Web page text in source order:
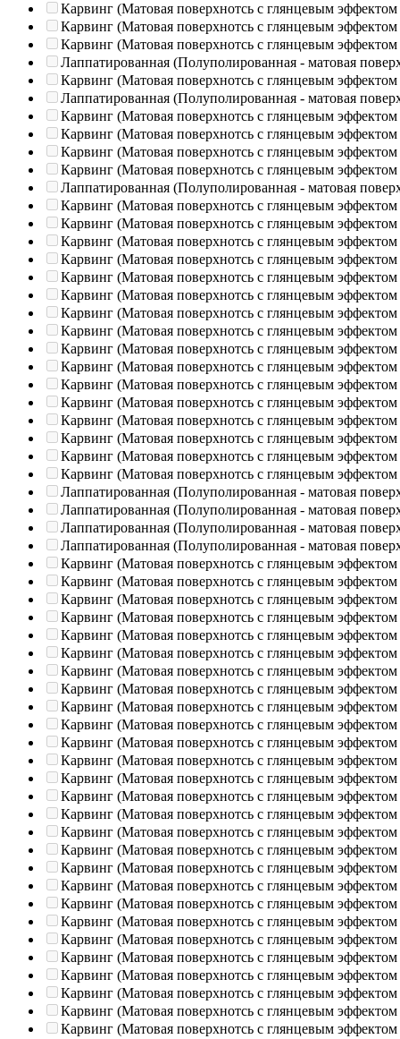
Карвинг (Матовая поверхнотсь с глянцевым эффектом
Карвинг (Матовая поверхнотсь с глянцевым эффектом
Карвинг (Матовая поверхнотсь с глянцевым эффектом
Лаппатированная (Полуполированная - матовая
Карвинг (Матовая поверхнотсь с глянцевым эффектом
Лаппатированная (Полуполированная - матовая
Карвинг (Матовая поверхнотсь с глянцевым эффектом
Карвинг (Матовая поверхнотсь с глянцевым эффектом
Карвинг (Матовая поверхнотсь с глянцевым эффектом
Карвинг (Матовая поверхнотсь с глянцевым эффектом
Лаппатированная (Полуполированная - матовая
Карвинг (Матовая поверхнотсь с глянцевым эффектом
Карвинг (Матовая поверхнотсь с глянцевым эффектом
Карвинг (Матовая поверхнотсь с глянцевым эффектом
Карвинг (Матовая поверхнотсь с глянцевым эффектом
Карвинг (Матовая поверхнотсь с глянцевым эффектом
Карвинг (Матовая поверхнотсь с глянцевым эффектом
Карвинг (Матовая поверхнотсь с глянцевым эффектом
Карвинг (Матовая поверхнотсь с глянцевым эффектом
Карвинг (Матовая поверхнотсь с глянцевым эффектом
Карвинг (Матовая поверхнотсь с глянцевым эффектом
Карвинг (Матовая поверхнотсь с глянцевым эффектом
Карвинг (Матовая поверхнотсь с глянцевым эффектом
Карвинг (Матовая поверхнотсь с глянцевым эффектом
Карвинг (Матовая поверхнотсь с глянцевым эффектом
Карвинг (Матовая поверхнотсь с глянцевым эффектом
Карвинг (Матовая поверхнотсь с глянцевым эффектом
Лаппатированная (Полуполированная - матовая
Лаппатированная (Полуполированная - матовая
Лаппатированная (Полуполированная - матовая
Лаппатированная (Полуполированная - матовая
Карвинг (Матовая поверхнотсь с глянцевым эффектом
Карвинг (Матовая поверхнотсь с глянцевым эффектом
Карвинг (Матовая поверхнотсь с глянцевым эффектом
Карвинг (Матовая поверхнотсь с глянцевым эффектом
Карвинг (Матовая поверхнотсь с глянцевым эффектом
Карвинг (Матовая поверхнотсь с глянцевым эффектом
Карвинг (Матовая поверхнотсь с глянцевым эффектом
Карвинг (Матовая поверхнотсь с глянцевым эффектом
Карвинг (Матовая поверхнотсь с глянцевым эффектом
Карвинг (Матовая поверхнотсь с глянцевым эффектом
Карвинг (Матовая поверхнотсь с глянцевым эффектом
Карвинг (Матовая поверхнотсь с глянцевым эффектом
Карвинг (Матовая поверхнотсь с глянцевым эффектом
Карвинг (Матовая поверхнотсь с глянцевым эффектом
Карвинг (Матовая поверхнотсь с глянцевым эффектом
Карвинг (Матовая поверхнотсь с глянцевым эффектом
Карвинг (Матовая поверхнотсь с глянцевым эффектом
Карвинг (Матовая поверхнотсь с глянцевым эффектом
Карвинг (Матовая поверхнотсь с глянцевым эффектом
Карвинг (Матовая поверхнотсь с глянцевым эффектом
Карвинг (Матовая поверхнотсь с глянцевым эффектом
Карвинг (Матовая поверхнотсь с глянцевым эффектом
Карвинг (Матовая поверхнотсь с глянцевым эффектом
Карвинг (Матовая поверхнотсь с глянцевым эффектом
Карвинг (Матовая поверхнотсь с глянцевым эффектом
Карвинг (Матовая поверхнотсь с глянцевым эффектом
Карвинг (Матовая поверхнотсь с глянцевым эффектом